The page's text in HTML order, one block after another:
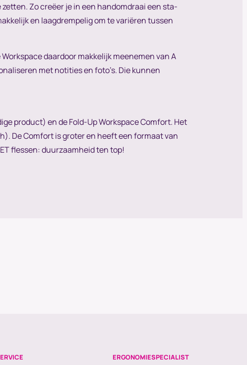
Zo creëer je in een handomdraai een sta-
en laagdrempelig om te variëren tussen
daardoor makkelijk meenemen van A
met notities en foto’s. Die kunnen
product) en de Fold-Up Workspace Comfort. Het
De Comfort is groter en heeft een formaat van
flessen: duurzaamheid ten top!
ERGONOMIESPECIALIST